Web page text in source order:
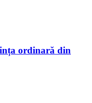
ordinară din